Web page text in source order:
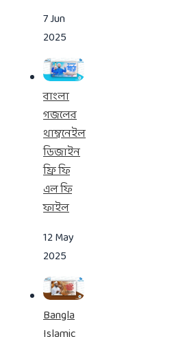
7 Jun
2025
বাংলা
গজলের
থাম্বনেইল
ডিজাইন
ফ্রি ফি
এল ফি
ফাইল
12 May
2025
Bangla